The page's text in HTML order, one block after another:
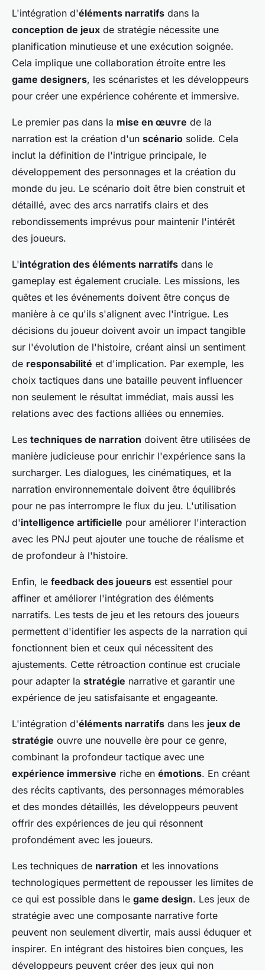
L'intégration d'éléments narratifs dans la
conception de jeux de stratégie nécessite une
planification minutieuse et une exécution soignée.
Cela implique une collaboration étroite entre les
game designers, les scénaristes et les développeurs
pour créer une expérience cohérente et immersive.
Le premier pas dans la mise en œuvre de la
narration est la création d'un scénario solide. Cela
inclut la définition de l'intrigue principale, le
développement des personnages et la création du
monde du jeu. Le scénario doit être bien construit et
détaillé, avec des arcs narratifs clairs et des
rebondissements imprévus pour maintenir l'intérêt
des joueurs.
L'intégration des éléments narratifs dans le
gameplay est également cruciale. Les missions, les
quêtes et les événements doivent être conçus de
manière à ce qu'ils s'alignent avec l'intrigue. Les
décisions du joueur doivent avoir un impact tangible
sur l'évolution de l'histoire, créant ainsi un sentiment
de responsabilité et d'implication. Par exemple, les
choix tactiques dans une bataille peuvent influencer
non seulement le résultat immédiat, mais aussi les
relations avec des factions alliées ou ennemies.
Les techniques de narration doivent être utilisées de
manière judicieuse pour enrichir l'expérience sans la
surcharger. Les dialogues, les cinématiques, et la
narration environnementale doivent être équilibrés
pour ne pas interrompre le flux du jeu. L'utilisation
d'intelligence artificielle pour améliorer l'interaction
avec les PNJ peut ajouter une touche de réalisme et
de profondeur à l'histoire.
Enfin, le feedback des joueurs est essentiel pour
affiner et améliorer l'intégration des éléments
narratifs. Les tests de jeu et les retours des joueurs
permettent d'identifier les aspects de la narration qui
fonctionnent bien et ceux qui nécessitent des
ajustements. Cette rétroaction continue est cruciale
pour adapter la stratégie narrative et garantir une
expérience de jeu satisfaisante et engageante.
L'intégration d'éléments narratifs dans les jeux de
stratégie ouvre une nouvelle ère pour ce genre,
combinant la profondeur tactique avec une
expérience immersive riche en émotions. En créant
des récits captivants, des personnages mémorables
et des mondes détaillés, les développeurs peuvent
offrir des expériences de jeu qui résonnent
profondément avec les joueurs.
Les techniques de narration et les innovations
technologiques permettent de repousser les limites de
ce qui est possible dans le game design. Les jeux de
stratégie avec une composante narrative forte
peuvent non seulement divertir, mais aussi éduquer et
inspirer. En intégrant des histoires bien conçues, les
développeurs peuvent créer des jeux qui non